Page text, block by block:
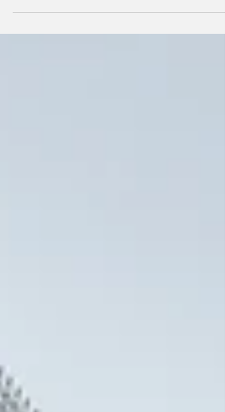
ヨナス・カウフマンのドキュメンタリー放映！
#OurHouseToYourHouse ロイヤル・オペラ・ハ